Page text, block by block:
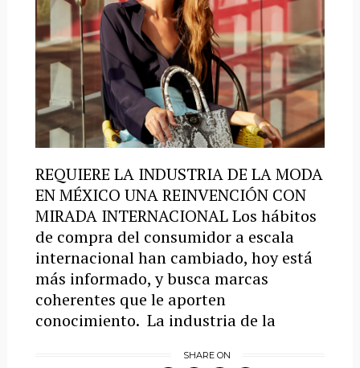
REQUIERE LA INDUSTRIA DE LA MODA
EN MÉXICO UNA REINVENCIÓN CON
MIRADA INTERNACIONAL Los hábitos
de compra del consumidor a escala
internacional han cambiado, hoy está
más informado, y busca marcas
coherentes que le aporten
conocimiento. La industria de la
SHARE ON